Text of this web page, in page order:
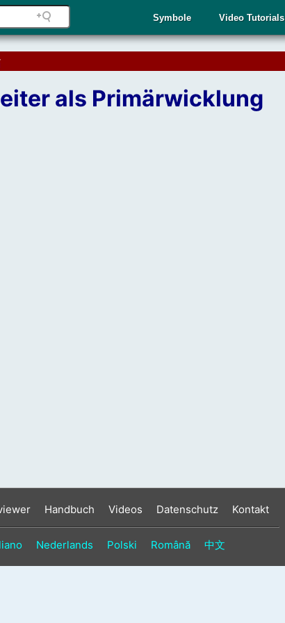
Video Tutorials
Symbole
als Primärwicklung
Handbuch Videos Datenschutz Kontakt
Nederlands Polski Română 中文